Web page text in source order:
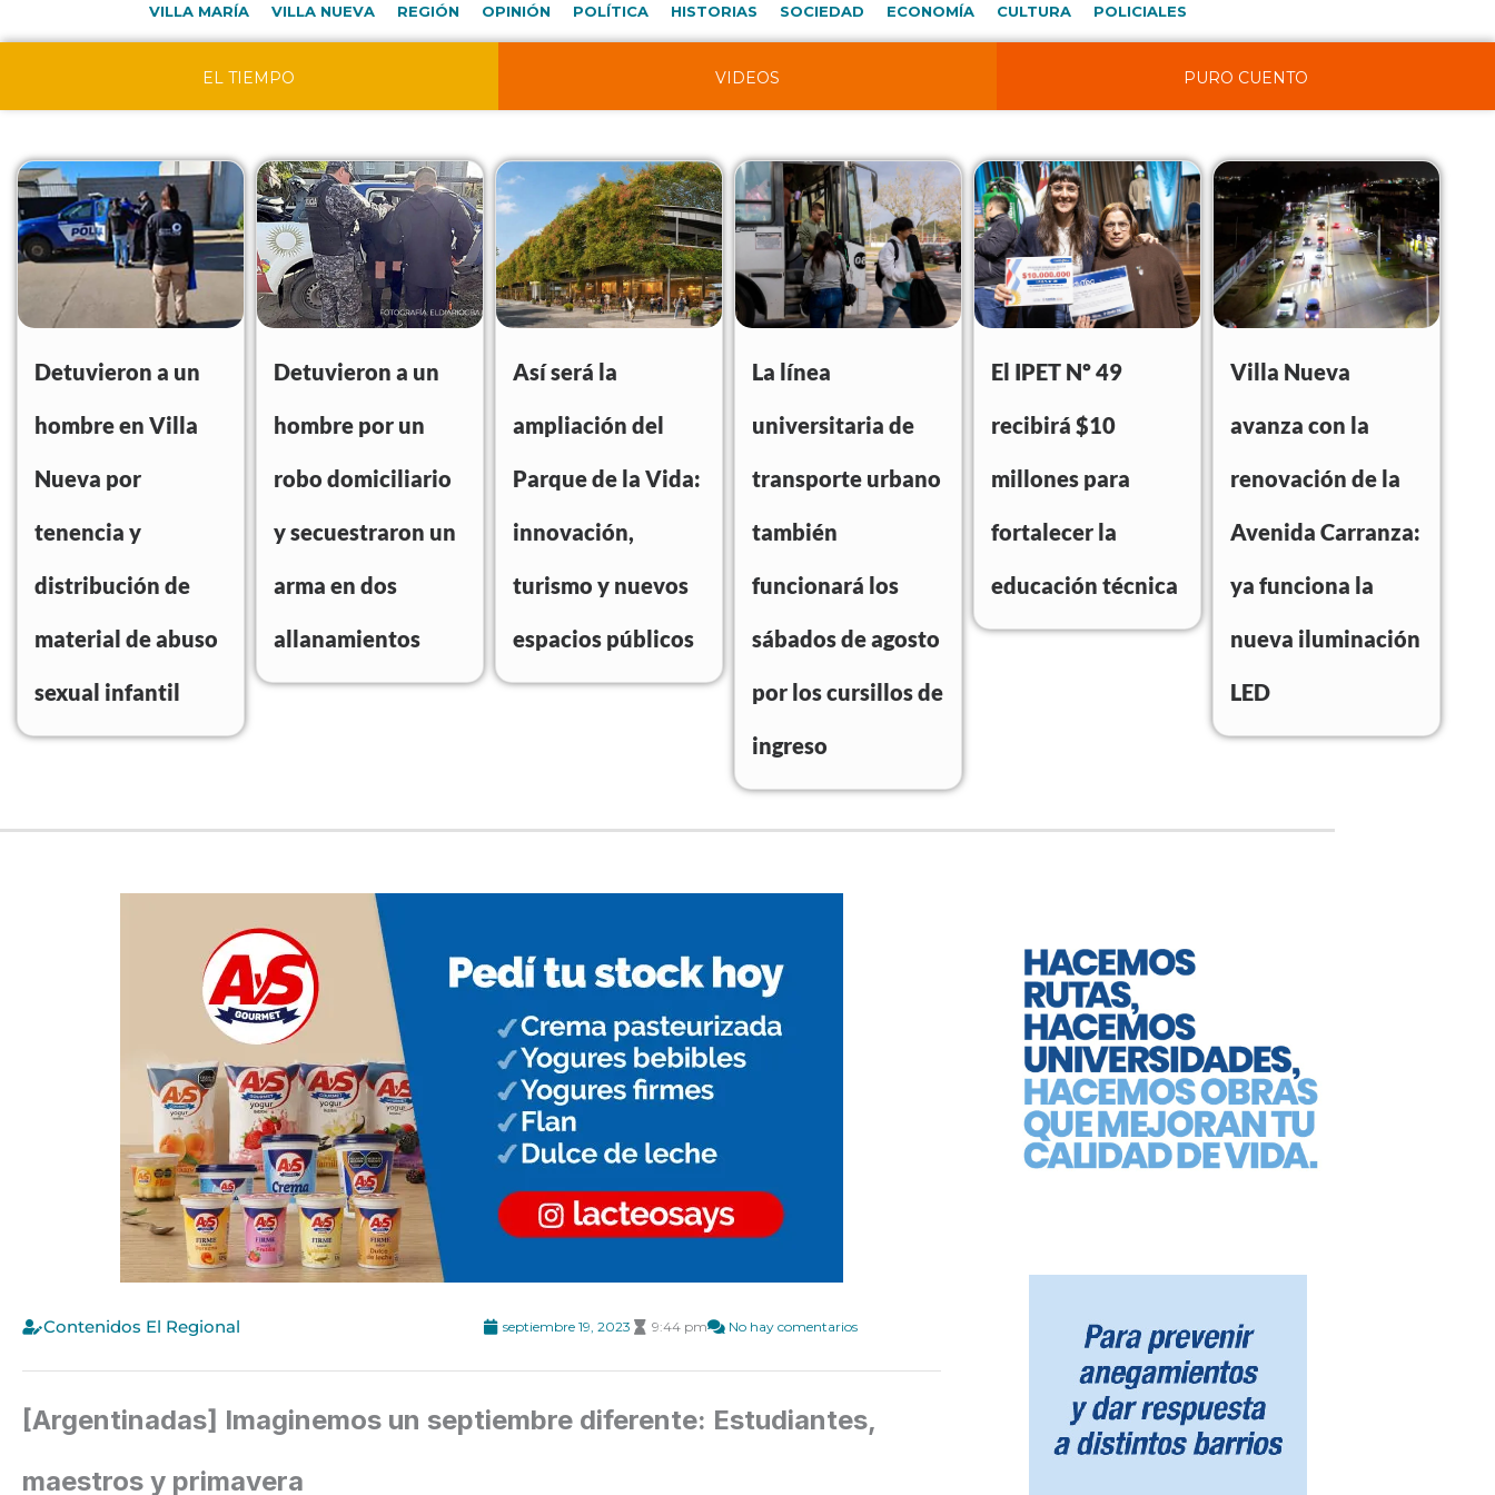
VILLA MARÍA VILLA NUEVA REGIÓN OPINIÓN POLÍTICA HISTORIAS SOCIEDAD ECONOMÍA CULTURA POLICIALES
EL TIEMPO VIDEOS PURO CUENTO
Detuvieron a un
hombre en Villa
Nueva por
tenencia y
distribución de
material de abuso
sexual infantil
Detuvieron a un
hombre por un
robo domiciliario
y secuestraron un
arma en dos
allanamientos
Así será la
ampliación del
Parque de la Vida:
innovación,
turismo y nuevos
espacios públicos
La línea
universitaria de
transporte urbano
también
funcionará los
sábados de agosto
por los cursillos de
ingreso
El IPET Nº 49
recibirá $10
millones para
fortalecer la
educación técnica
Villa Nueva
avanza con la
renovación de la
Avenida Carranza:
ya funciona la
nueva iluminación
LED
Contenidos El Regional septiembre 19, 2023 9:44 pm No hay comentarios
[Argentinadas] Imaginemos un septiembre diferente: Estudiantes,
maestros y primavera